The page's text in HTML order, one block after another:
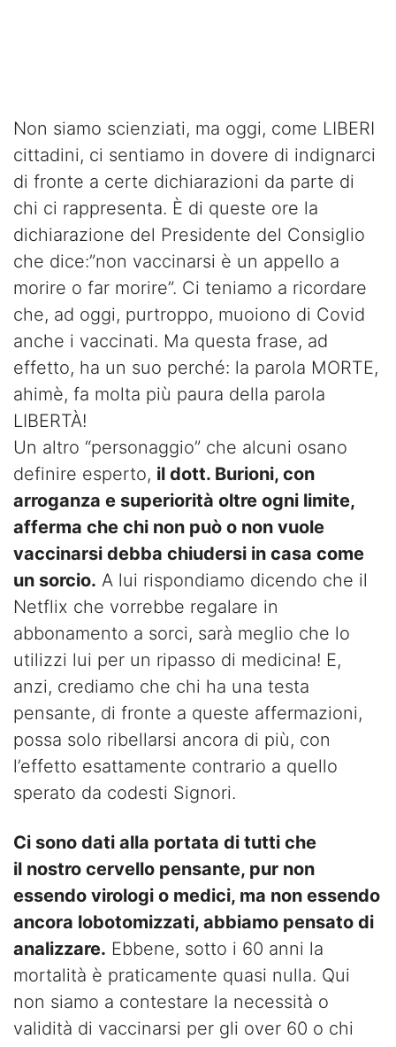
Non siamo scienziati, ma oggi, come LIBERI
cittadini, ci sentiamo in dovere di indignarci
di fronte a certe dichiarazioni da parte di
chi ci rappresenta. È di queste ore la
dichiarazione del Presidente del Consiglio
che dice:”non vaccinarsi è un appello a
morire o far morire”. Ci teniamo a ricordare
che, ad oggi, purtroppo, muoiono di Covid
anche i vaccinati. Ma questa frase, ad
effetto, ha un suo perché: la parola MORTE,
ahimè, fa molta più paura della parola
LIBERTÀ!
Un altro “personaggio” che alcuni osano
definire esperto, il dott. Burioni, con
arroganza e superiorità oltre ogni limite,
afferma che chi non può o non vuole
vaccinarsi debba chiudersi in casa come
un sorcio. A lui rispondiamo dicendo che il
Netflix che vorrebbe regalare in
abbonamento a sorci, sarà meglio che lo
utilizzi lui per un ripasso di medicina! E,
anzi, crediamo che chi ha una testa
pensante, di fronte a queste affermazioni,
possa solo ribellarsi ancora di più, con
l’effetto esattamente contrario a quello
sperato da codesti Signori.
Ci sono dati alla portata di tutti che
il nostro cervello pensante, pur non
essendo virologi o medici, ma non essendo
ancora lobotomizzati, abbiamo pensato di
analizzare. Ebbene, sotto i 60 anni la
mortalità è praticamente quasi nulla. Qui
non siamo a contestare la necessità o
validità di vaccinarsi per gli over 60 o chi